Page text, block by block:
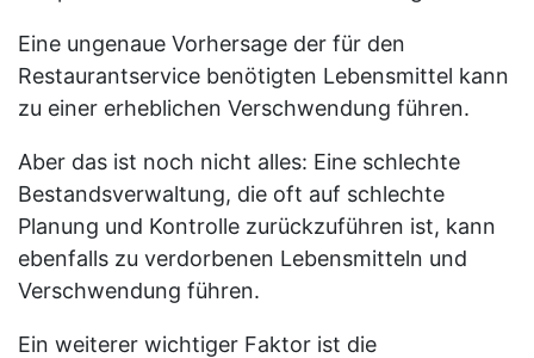
Eine ungenaue Vorhersage der für den
Restaurantservice benötigten Lebensmittel kann
zu einer erheblichen Verschwendung führen.
Aber das ist noch nicht alles: Eine schlechte
Bestandsverwaltung, die oft auf schlechte
Planung und Kontrolle zurückzuführen ist, kann
ebenfalls zu verdorbenen Lebensmitteln und
Verschwendung führen.
Ein weiterer wichtiger Faktor ist die